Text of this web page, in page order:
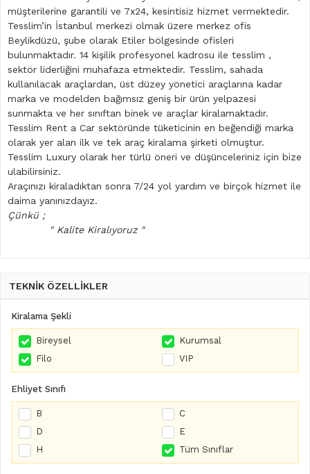
müşterilerine garantili ve 7x24, kesintisiz hizmet vermektedir.
Tesslim’in İstanbul merkezi olmak üzere merkez ofis
Beylikdüzü, şube olarak Etiler bölgesinde ofisleri
bulunmaktadır. 14 kişilik profesyonel kadrosu ile tesslim ,
sektör liderliğini muhafaza etmektedir. Tesslim, sahada
kullanılacak araçlardan, üst düzey yönetici araçlarına kadar
marka ve modelden bağımsız geniş bir ürün yelpazesi
sunmakta ve her sınıftan binek ve araçlar kiralamaktadır.
Tesslim Rent a Car sektöründe tüketicinin en beğendiği marka
olarak yer alan ilk ve tek araç kiralama şirketi olmuştur.
Tesslim Luxury olarak her türlü öneri ve düşünceleriniz için bize
ulabilirsiniz.
Araçınızı kiraladıktan sonra 7/24 yol yardım ve birçok hizmet ile
daima yanınızdayız.
Çünkü ;
" Kalite Kiralıyoruz "
TEKNİK ÖZELLİKLER
Kiralama Şekli
Bireysel
Kurumsal
Filo
VIP
Ehliyet Sınıfı
B
C
D
E
H
Tüm Sınıflar